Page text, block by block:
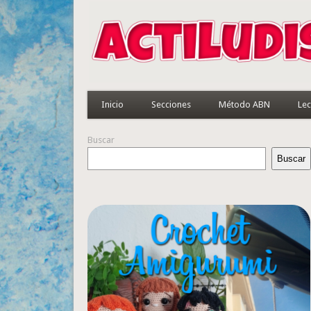
Inicio Secciones Método ABN
Buscar
Buscar